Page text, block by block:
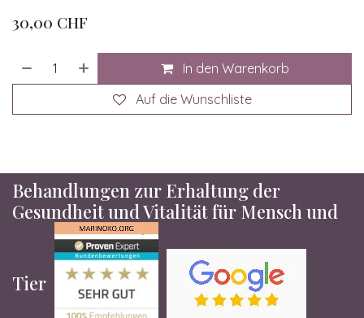
30,00 CHF
In den Warenkorb
Auf die Wunschliste
Behandlungen zur Erhaltung der
Gesundheit und Vitalität für Mensch und
Tier